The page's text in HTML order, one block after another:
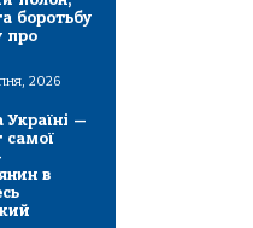
боротьбу
про
2026
—
самої
в